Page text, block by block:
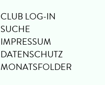
CLUB LOG-IN
SUCHE
IMPRESSUM
DATENSCHUTZ
MONATSFOLDER